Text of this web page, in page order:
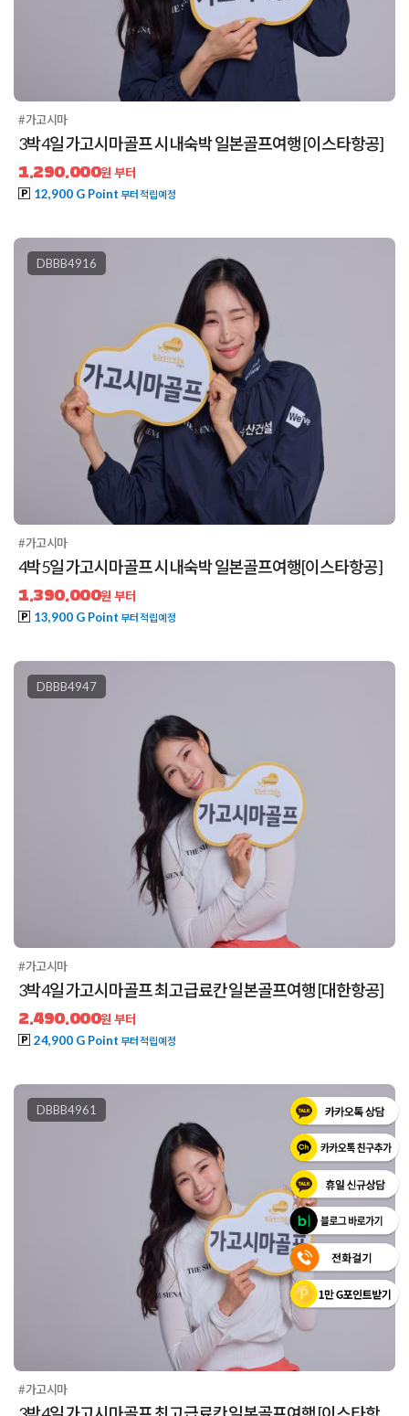
#가고시마
3박4일 가고시마골프 시내숙박 일본골프여행 [이스타항공]
1,290,000원 부터
12,900 G Point 부터 적립예정
DBBB4916
#가고시마
4박5일 가고시마골프 시내숙박 일본골프여행[이스타항공]
1,390,000원 부터
13,900 G Point 부터 적립예정
DBBB4947
#가고시마
3박4일 가고시마골프 최고급료칸 일본골프여행 [대한항공]
2,490,000원 부터
24,900 G Point 부터 적립예정
DBBB4961
#가고시마